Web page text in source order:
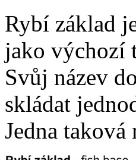
Rybí základ
jako výchozí
Svůj název
skládat
Jedna